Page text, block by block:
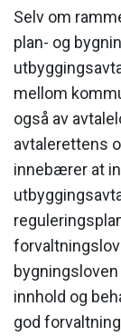
Selv om
plan- og
mellom
også av
avtalerettens
innebærer at
innhold og
god